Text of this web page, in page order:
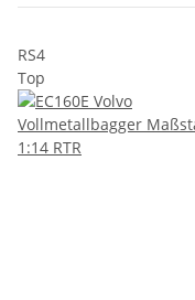
RS4
Top